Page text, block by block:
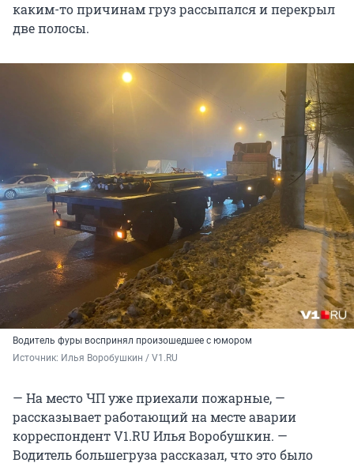
каким-то причинам груз рассыпался и перекрыл
две полосы.
Водитель фуры воспринял произошедшее с юмором
Источник: Илья Воробушкин / V1.RU
— На место ЧП уже приехали пожарные, —
рассказывает работающий на месте аварии
корреспондент V1.RU Илья Воробушкин. —
Водитель большегруза рассказал, что это было